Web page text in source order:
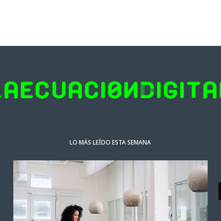
NOTICIAS DESTACADAS
LO MÁS LEÍDO ESTA SEMANA